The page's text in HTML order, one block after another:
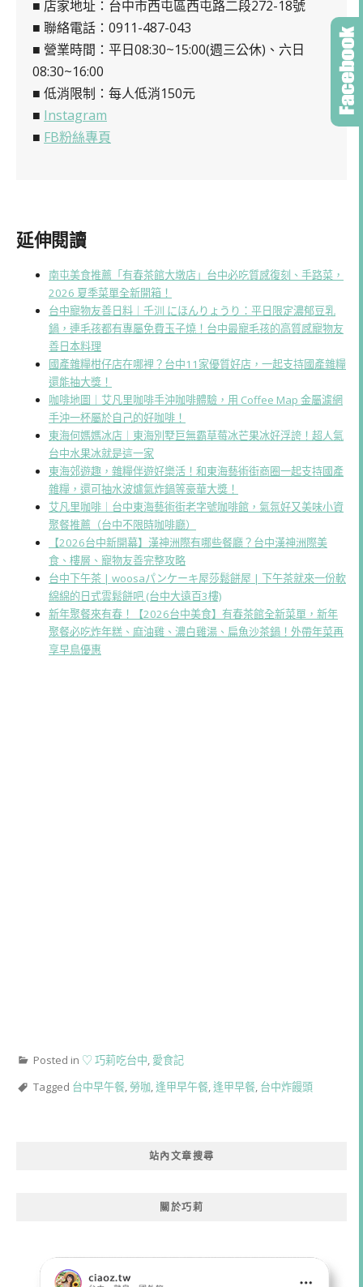
■ 店家地址：台中市西屯區西屯路二段272-18號
■ 聯絡電話：0911-487-043
■ 營業時間：平日08:30~15:00(週三公休)、六日
08:30~16:00
■ 低消限制：每人低消150元
■ Instagram
■ FB粉絲專頁
延伸閱讀
南屯美食推薦「有春茶館大墩店」台中必吃質感復刻、手路菜，
2026 夏季菜單全新開箱！
台中寵物友善日料｜千汌 にほんりょうり：平日限定濃郁豆乳
鍋，連毛孩都有專屬免費玉子燒！台中最寵毛孩的高質感寵物友
善日本料理
國產雜糧柑仔店在哪裡？台中11家優質好店，一起支持國產雜糧
還能抽大獎！
咖啡地圖｜艾凡里咖啡手沖咖啡體驗，用 Coffee Map 金屬濾網
手沖一杯屬於自己的好咖啡！
東海何媽媽冰店｜東海別墅巨無霸草莓冰芒果冰好浮誇！超人氣
台中水果冰就是這一家
東海郊遊趣，雜糧伴遊好樂活！和東海藝術街商圈一起支持國產
雜糧，還可抽水波爐氣炸鍋等豪華大獎！
艾凡里咖啡｜台中東海藝術街老字號咖啡館，氣氛好又美味小資
聚餐推薦（台中不限時咖啡廳）
【2026台中新開幕】漢神洲際有哪些餐廳？台中漢神洲際美
食、樓層、寵物友善完整攻略
台中下午茶 | woosaパンケーキ屋莎鬆餅屋 | 下午茶就來一份軟
綿綿的日式雲鬆餅吧 (台中大遠百3樓)
新年聚餐來有春！【2026台中美食】有春茶館全新菜單，新年
聚餐必吃炸年糕、麻油雞、濃白雞湯、扁魚沙茶鍋！外帶年菜再
享早鳥優惠
Posted in ♡ 巧莉吃台中, 愛食記
Tagged 台中早午餐, 勞咖,逢甲早午餐,逢甲早餐, 台中炸饅頭
站內文章搜尋
關於巧莉